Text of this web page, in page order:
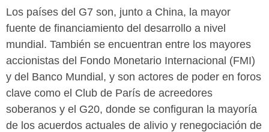
Los países del G7 son, junto a China, la mayor
fuente de financiamiento del desarrollo a nivel
mundial. También se encuentran entre los mayores
accionistas del Fondo Monetario Internacional (FMI)
y del Banco Mundial, y son actores de poder en foros
clave como el Club de París de acreedores
soberanos y el G20, donde se configuran la mayoría
de los acuerdos actuales de alivio y renegociación de